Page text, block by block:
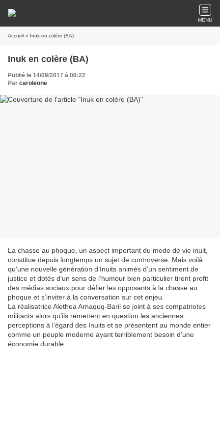
MENU
Accueil » Inuk en colère (BA)
Inuk en colère (BA)
Publié le 14/09/2017 à 08:22
Par caroleone
La chasse au phoque, un aspect important du mode de vie inuit,
constitue depuis longtemps un sujet de controverse. Mais voilà
qu’une nouvelle génération d’Inuits animés d’un sentiment de
justice et dotés d’un sens de l’humour bien particulier tirent profit
des médias sociaux pour défier les opposants à la chasse au
phoque et s’inviter à la conversation sur cet enjeu.
La réalisatrice Alethea Arnaquq-Baril se joint à ses compatriotes
militants alors qu’ils remettent en question les anciennes
perceptions à l’égard des Inuits et se présentent au monde entier
comme un peuple moderne ayant terriblement besoin d’une
économie durable.